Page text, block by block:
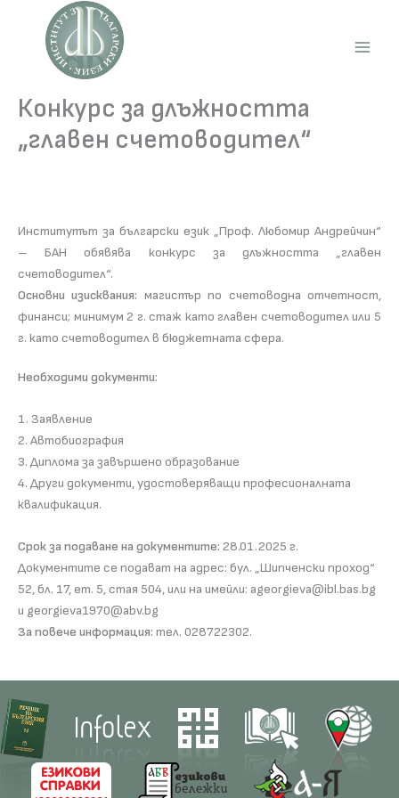
content
Конкурс за длъжността
„главен счетоводител“
Институтът за български език „Проф. Любомир Андрейчин“
– БАН обявява конкурс за длъжността „главен
счетоводител“.
Основни изисквания: магистър по счетоводна отчетност,
финанси; минимум 2 г. стаж като главен счетоводител или 5
г. като счетоводител в бюджетната сфера.
Необходими документи:
1. Заявление
2. Автобиография
3. Диплома за завършено образование
4. Други документи, удостоверяващи професионалната
квалификация.
Срок за подаване на документите: 28.01.2025 г.
Документите се подават на адрес: бул. „Шипченски проход“
52, бл. 17, ет. 5, стая 504, или на имейли: ageorgieva@ibl.bas.bg
и georgieva1970@abv.bg
За повече информация: тел. 028722302.